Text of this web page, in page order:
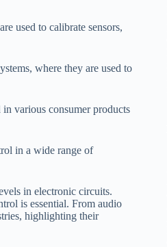
used to calibrate sensors,
where they are used to
various consumer products
in a wide range of
in electronic circuits.
is essential. From audio
highlighting their